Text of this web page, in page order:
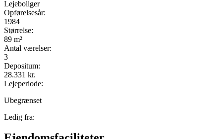
Lejeboliger
Opførelsesår:
1984
Størrelse:
89 m²
Antal værelser:
3
Depositum:
28.331 kr.
Lejeperiode:
Ubegrænset
Ledig fra: